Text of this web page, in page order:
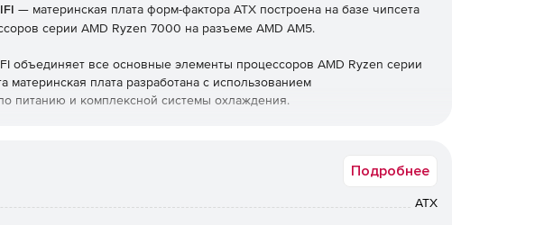
— материнская плата форм-фактора ATX построена на базе чипсета
серии AMD Ryzen 7000 на разъеме AMD AM5.
объединяет все основные элементы процессоров AMD Ryzen серии
плата разработана с использованием
питанию и комплексной системы охлаждения.
Подробнее
ATX